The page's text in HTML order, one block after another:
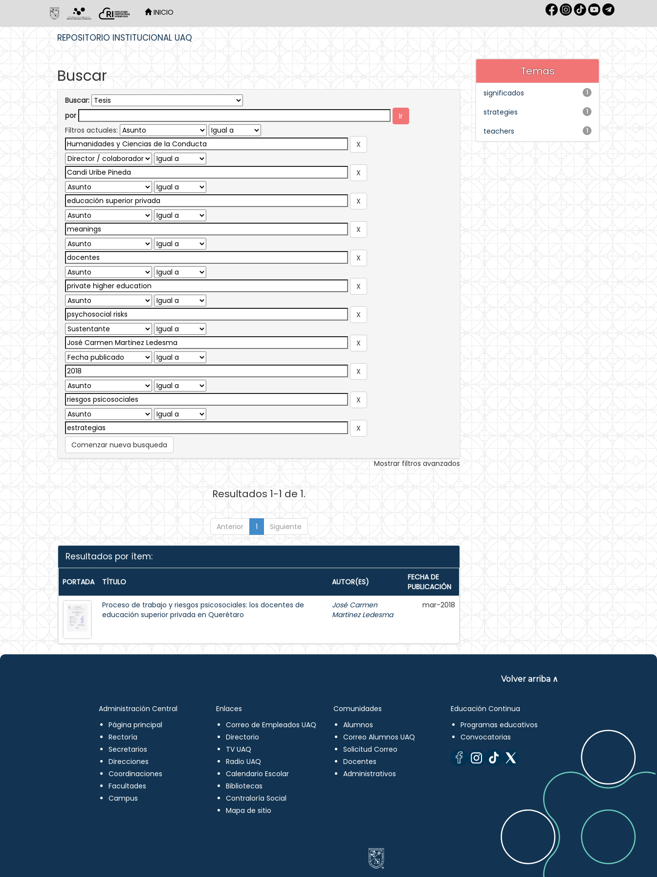
INICIO
REPOSITORIO INSTITUCIONAL UAQ
Buscar
Buscar:
por
Filtros actuales:
Comenzar nueva busqueda
Mostrar filtros avanzados
Resultados 1-1 de 1.
Anterior 1 Siguiente
Resultados por ítem:
PORTADA TÍTULO AUTOR(ES)
FECHA DE
PUBLICACIÓN
Proceso de trabajo y riesgos psicosociales: los docentes de
educación superior privada en Querétaro
José Carmen
Martinez Ledesma
mar-2018
Temas
1
significados
1
strategies
1
teachers
Volver arriba ∧
Administración Central
Página principal
Rectoría
Secretarios
Direcciones
Coordinaciones
Facultades
Campus
Enlaces
Correo de Empleados UAQ
Directorio
TV UAQ
Radio UAQ
Calendario Escolar
Bibliotecas
Contraloría Social
Mapa de sitio
Comunidades
Alumnos
Correo Alumnos UAQ
Solicitud Correo
Docentes
Administrativos
Educación Continua
Programas educativos
Convocatorias